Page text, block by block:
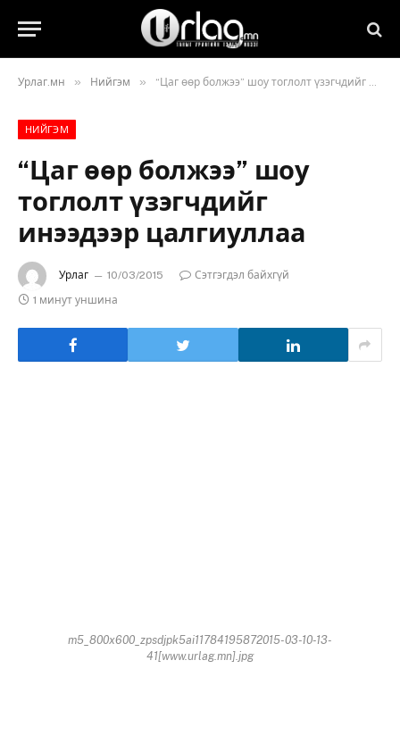
Урлаг.мн » Нийгэм » “Цаг өөр болжээ” шоу тоглолт үзэгчдийг инээдээр цалгиуллаа
НИЙГЭМ
“Цаг өөр болжээ” шоу
тоглолт үзэгчдийг
инээдээр цалгиуллаа
Урлаг 10/03/2015
Сэтгэгдэл байхгүй
1 минут уншина
m5_800x600_zpsdjpk5ai11784195872015-03-10-13-
41[www.urlag.mn].jpg